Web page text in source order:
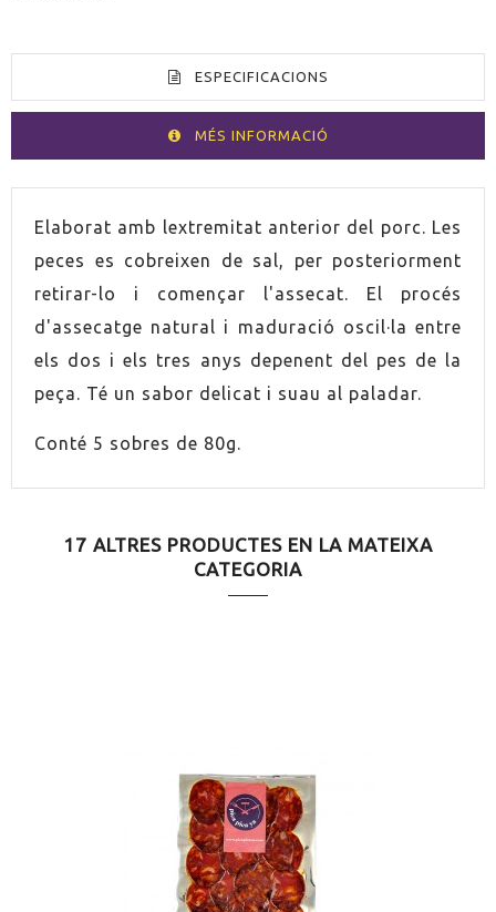
ESPECIFICACIONS
MÉS INFORMACIÓ
PAÍS Espanya
ENVÀS 200g
ENVÀS 70g
Elaborat amb lextremitat anterior del porc. Les
peces es cobreixen de sal, per posteriorment
retirar-lo i començar l'assecat. El procés
d'assecatge natural i maduració oscil·la entre
els dos i els tres anys depenent del pes de la
peça. Té un sabor delicat i suau al paladar.
Conté 5 sobres de 80g.
17 ALTRES PRODUCTES EN LA MATEIXA
CATEGORIA